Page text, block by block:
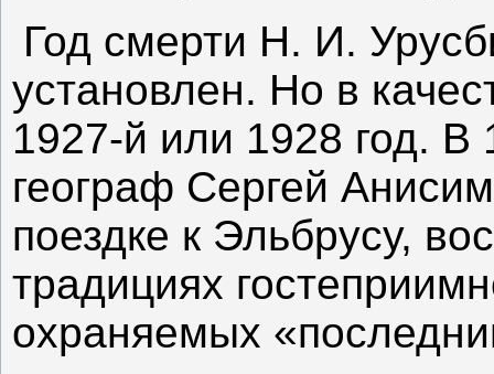
Год смерти Н. И.
установлен. Но в
1927-й или 1928 год. В
географ Сергей
поездке к Эльбрусу,
традициях
охраняемых